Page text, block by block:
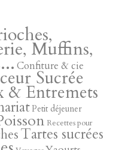
Muffins,
Confiture & cie
Sucrée
& Entremets
Petit déjeuner
Recettes pour
Tartes sucrées